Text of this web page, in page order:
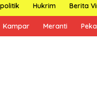
politik Hukrim Berita
Kampar Meranti